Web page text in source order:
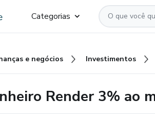
Categorias
e negócios Investimentos
Render 3% ao